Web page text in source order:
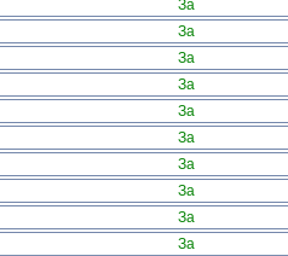
За
За
За
За
За
За
За
За
За
За